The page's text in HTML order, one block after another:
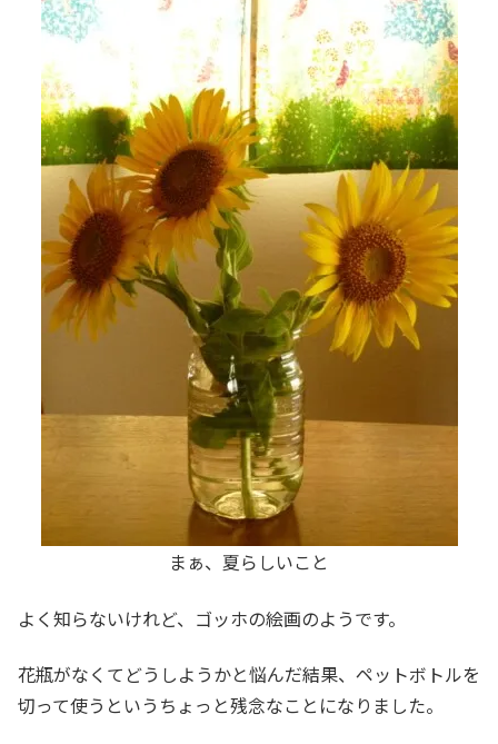
まぁ、夏らしいこと
よく知らないけれど、ゴッホの絵画のようです。
花瓶がなくてどうしようかと悩んだ結果、ペットボトルを
切って使うというちょっと残念なことになりました。